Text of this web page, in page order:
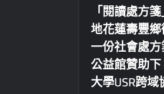
「閱讀處方
地花蓮壽豐
一份社會處
公益館贊助
大學USR跨